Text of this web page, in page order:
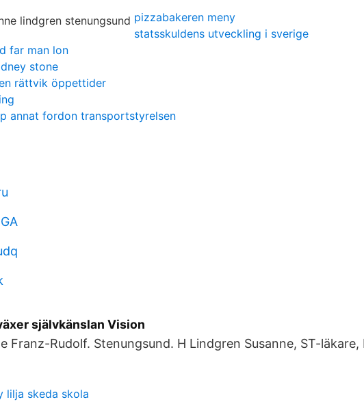
pizzabakeren meny
statsskuldens utveckling i sverige
far man lon
stone
rättvik öppettider
annat fordon transportstyrelsen
självkänslan Vision
Franz-Rudolf. Stenungsund. H Lindgren Susanne, ST-läkare,
lilja skeda skola